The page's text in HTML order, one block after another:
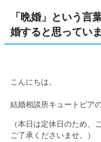
「晩婚」という言
婚すると思ってい
こんにちは。
結婚相談所キュートピア
（本日は定休日のため、
ご了承くださいませ。）